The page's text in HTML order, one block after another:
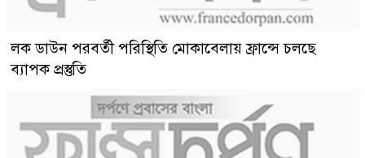
লক ডাউন পরবর্তী পরিস্থিতি মোকাবেলায় ফ্রান্সে চলছে
ব্যাপক প্রস্তুতি